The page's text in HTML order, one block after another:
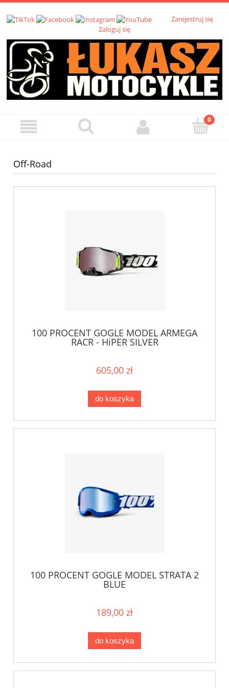
Zarejestruj się
Zaloguj się
Off-Road
100 PROCENT GOGLE MODEL ARMEGA
RACR - HiPER SILVER
605,00 zł
do koszyka
100 PROCENT GOGLE MODEL STRATA 2
BLUE
189,00 zł
do koszyka